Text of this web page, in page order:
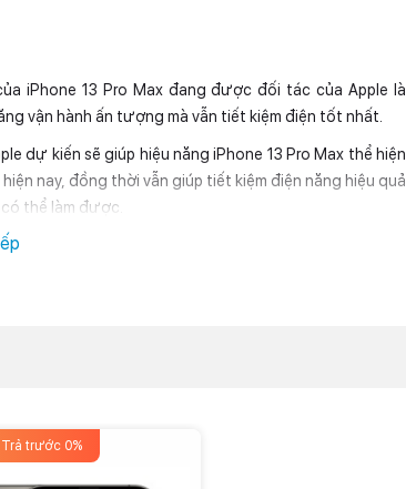
iPhone 13 Pro Max đang được đối tác của Apple là
vận hành ấn tượng mà vẫn tiết kiệm điện tốt nhất.
dự kiến sẽ giúp hiệu năng iPhone 13 Pro Max thể hiện
nay, đồng thời vẫn giúp tiết kiệm điện năng hiệu quả
thể làm được.
trước 0%